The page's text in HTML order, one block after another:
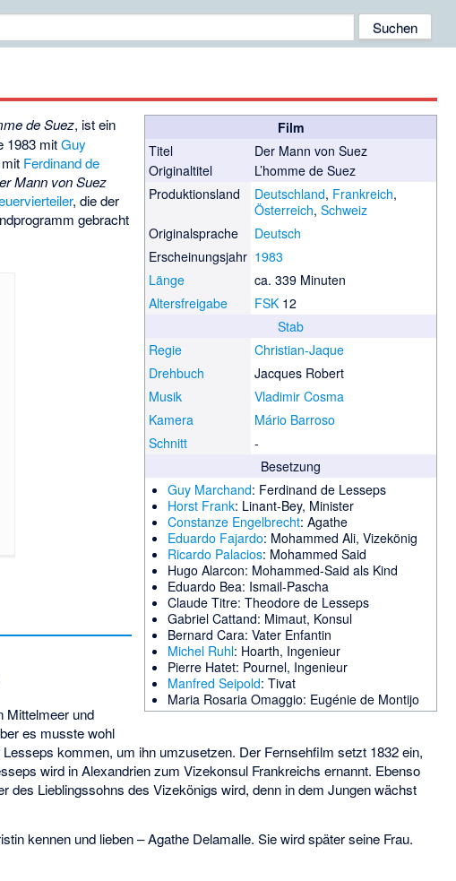
Film
Titel
Der Mann von Suez
Originaltitel
L’homme de Suez
Produktionsland
Deutschland, Frankreich,
Österreich,Schweiz
Originalsprache
Deutsch
Erscheinungsjahr 1983
Länge
ca. 339 Minuten
Altersfreigabe
FSK 12
Stab
Regie
Christian-Jaque
Drehbuch
Jacques Robert
Musik
Vladimir Cosma
Kamera
Mário Barroso
Schnitt
-
Besetzung
Guy Marchand: Ferdinand de Lesseps
Horst Frank: Linant-Bey, Minister
Constanze Engelbrecht: Agathe
Eduardo Fajardo: Mohammed Ali, Vizekönig
Ricardo Palacios: Mohammed Said
Hugo Alarcon: Mohammed-Said als Kind
Eduardo Bea: Ismail-Pascha
Claude Titre: Theodore de Lesseps
Gabriel Cattand: Mimaut, Konsul
Bernard Cara: Vater Enfantin
Michel Ruhl: Hoarth, Ingenieur
Pierre Hatet: Pournel, Ingenieur
Manfred Seipold: Tivat
Maria Rosaria Omaggio: Eugénie de Montijo
de Suez, ist ein
1983 mitGuy
Ferdinand de
Mann von Suez
, die der
gebracht
Mittelmeer und
es musste wohl
kommen, um ihn umzusetzen. Der Fernsehfilm setzt 1832 ein,
wird in Alexandrien zum Vizekonsul Frankreichs ernannt. Ebenso
des Lieblingssohns des Vizekönigs wird, denn in dem Jungen wächst
kennen und lieben – Agathe Delamalle. Sie wird später seine Frau.